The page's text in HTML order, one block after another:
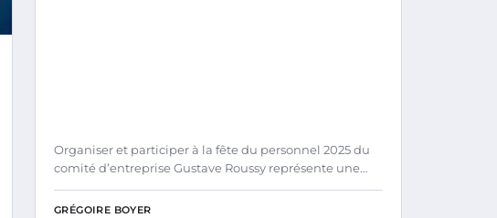
Organiser et participer à la fête du personnel 2025 du
comité d’entreprise Gustave Roussy représente une…
GRÉGOIRE BOYER